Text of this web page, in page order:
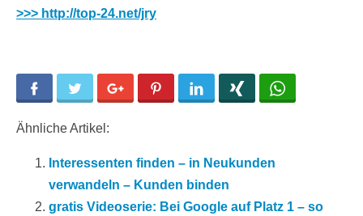
>>> http://top-24.net/jry
Facebook Twitter Google+ Pinterest LinkedIn
Ähnliche Artikel:
Interessenten finden – in Neukunden
verwandeln – Kunden binden
gratis Videoserie: Bei Google auf Platz 1 – so